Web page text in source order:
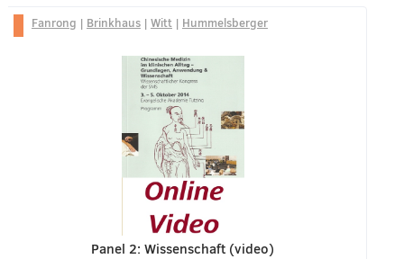
Fanrong | Brinkhaus| Witt| Hummelsberger
Panel 2: Wissenschaft (video)